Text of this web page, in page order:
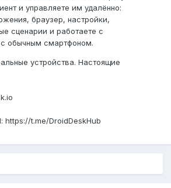
и управляете им удалённо:
браузер, настройки,
сценарии и работаете с
обычным смартфоном.
устройства. Настоящие
https://t.me/DroidDeskHub